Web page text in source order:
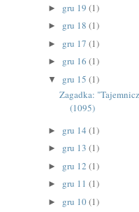
► gru 19 (1)
► gru 18 (1)
► gru 17 (1)
► gru 16 (1)
▼ gru 15 (1)
Zagadka:
(1095)
► gru 14 (1)
► gru 13 (1)
► gru 12 (1)
► gru 11 (1)
► gru 10(1)